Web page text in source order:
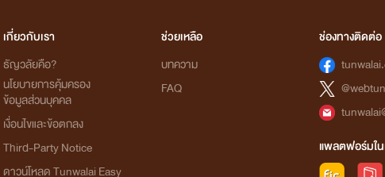
เกี่ยวกับเรา
ธัญวลัยคือ?
นโยบายการคุ้มครอง
ข้อมูลส่วนบุคคล
เงื่อนไขและข้อตกลง
Third-Party Notice
ดาวน์โหลด Tunwalai Easy
ช่วยเหลือ
บทความ
FAQ
ช่องทางติดต่อ
แพลตฟอร์มใ